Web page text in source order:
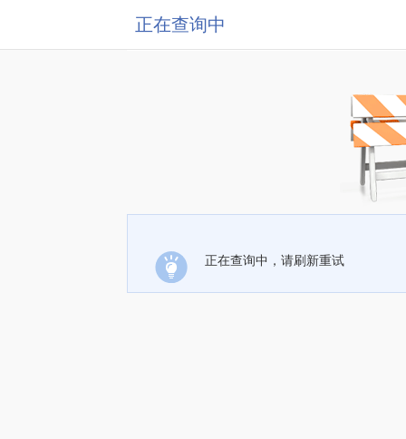
正在查询中
正在查询中，请刷新重试